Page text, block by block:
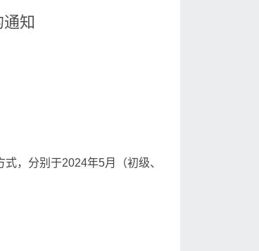
知
，分别于2024年5月（初级、